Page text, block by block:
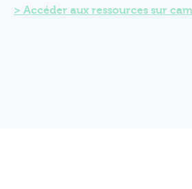
Accéder aux ressources sur